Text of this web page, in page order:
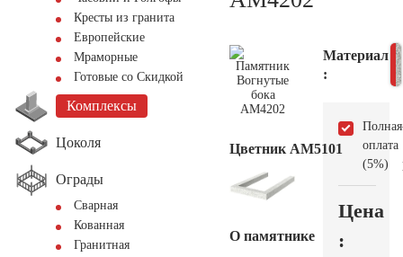
Кресты из гранита
Европейские
Мраморные
Готовые со Скидкой
Комплексы
Цоколя
Ограды
Сварная
Кованная
Гранитная
Цветник АМ5101
О памятнике
Материал
:
Полная
оплата
(5%)
Цена
: